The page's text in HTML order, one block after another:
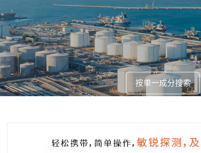
按单一成分搜索